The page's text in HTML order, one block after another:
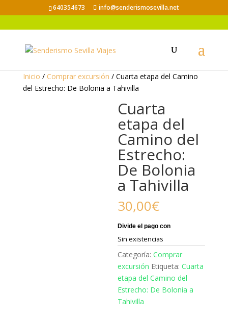
640354673 info@senderismosevilla.net
Inicio / Comprar excursión / Cuarta etapa del Camino
del Estrecho: De Bolonia a Tahivilla
Cuarta
etapa del
Camino del
Estrecho:
De Bolonia
a Tahivilla
30,00€
Sin existencias
Categoría:Comprar
excursión Etiqueta:Cuarta
etapa del Camino del
Estrecho: De Bolonia a
Tahivilla